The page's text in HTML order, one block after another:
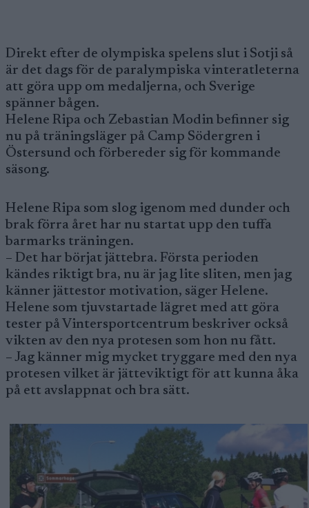
Direkt efter de olympiska spelens slut i Sotji så
är det dags för de paralympiska vinteratleterna
att göra upp om medaljerna, och Sverige
spänner bågen.
Helene Ripa och Zebastian Modin befinner sig
nu på träningsläger på Camp Södergren i
Östersund och förbereder sig för kommande
säsong.
Helene Ripa som slog igenom med dunder och
brak förra året har nu startat upp den tuffa
barmarks träningen.
– Det har börjat jättebra. Första perioden
kändes riktigt bra, nu är jag lite sliten, men jag
känner jättestor motivation, säger Helene.
Helene som tjuvstartade lägret med att göra
tester på Vintersportcentrum beskriver också
vikten av den nya protesen som hon nu fått.
– Jag känner mig mycket tryggare med den nya
protesen vilket är jätteviktigt för att kunna åka
på ett avslappnat och bra sätt.